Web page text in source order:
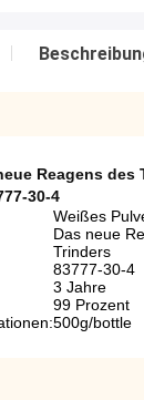
Reagens des
30-4
Weißes
Das neue
Trinders
83777-30-4
3 Jahre
99 Prozent
500g/bottle